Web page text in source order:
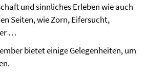
und sinnliches Erleben wie auch
Seiten, wie Zorn, Eifersucht,
…
bietet einige Gelegenheiten, um